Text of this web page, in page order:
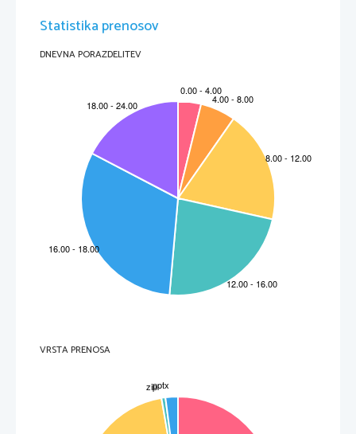
Statistika prenosov
DNEVNA PORAZDELITEV
VRSTA PRENOSA